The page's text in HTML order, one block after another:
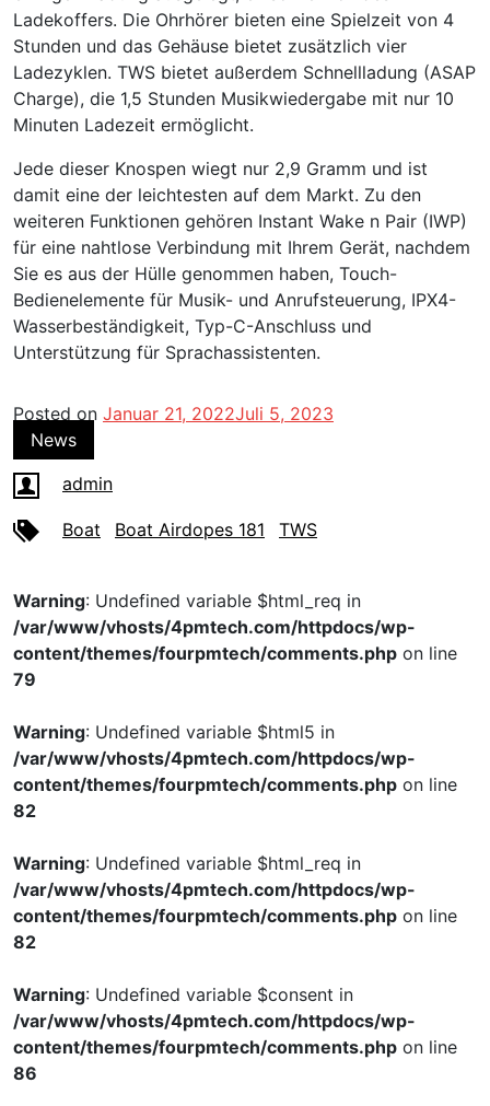
Ladekoffers. Die Ohrhörer bieten eine Spielzeit von 4
Stunden und das Gehäuse bietet zusätzlich vier
Ladezyklen. TWS bietet außerdem Schnellladung (ASAP
Charge), die 1,5 Stunden Musikwiedergabe mit nur 10
Minuten Ladezeit ermöglicht.
Jede dieser Knospen wiegt nur 2,9 Gramm und ist
damit eine der leichtesten auf dem Markt. Zu den
weiteren Funktionen gehören Instant Wake n Pair (IWP)
für eine nahtlose Verbindung mit Ihrem Gerät, nachdem
Sie es aus der Hülle genommen haben, Touch-
Bedienelemente für Musik- und Anrufsteuerung, IPX4-
Wasserbeständigkeit, Typ-C-Anschluss und
Unterstützung für Sprachassistenten.
Posted on Januar 21, 2022Juli 5, 2023
News
admin
Boat Boat Airdopes 181 TWS
Warning: Undefined variable $html_req in
/var/www/vhosts/4pmtech.com/httpdocs/wp-
content/themes/fourpmtech/comments.php on line
79
Warning: Undefined variable $html5 in
/var/www/vhosts/4pmtech.com/httpdocs/wp-
content/themes/fourpmtech/comments.php on line
82
Warning: Undefined variable $html_req in
/var/www/vhosts/4pmtech.com/httpdocs/wp-
content/themes/fourpmtech/comments.php on line
82
Warning: Undefined variable $consent in
/var/www/vhosts/4pmtech.com/httpdocs/wp-
content/themes/fourpmtech/comments.php on line
86